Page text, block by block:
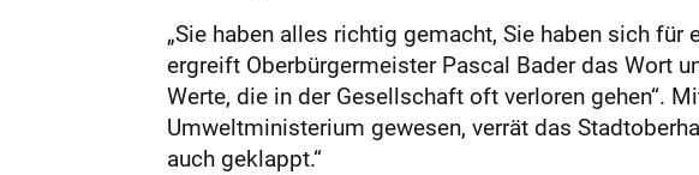
„Sie haben alles richtig gemacht, Sie haben sich
ergreift Oberbürgermeister Pascal Bader das Wort
Werte, die in der Gesellschaft oft verloren gehen“.
Umweltministerium gewesen, verrät das
auch geklappt.“